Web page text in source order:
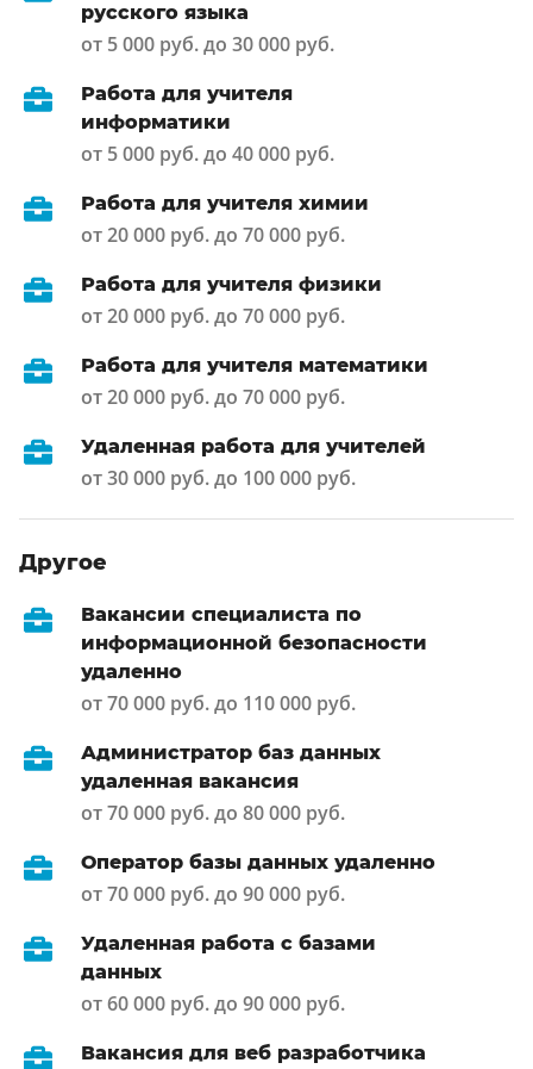
русского языка
от 5 000 руб. до 30 000 руб.
Работа для учителя
информатики
от 5 000 руб. до 40 000 руб.
Работа для учителя химии
от 20 000 руб. до 70 000 руб.
Работа для учителя физики
от 20 000 руб. до 70 000 руб.
Работа для учителя математики
от 20 000 руб. до 70 000 руб.
Удаленная работа для учителей
от 30 000 руб. до 100 000 руб.
Другое
Вакансии специалиста по
информационной безопасности
удаленно
от 70 000 руб. до 110 000 руб.
Администратор баз данных
удаленная вакансия
от 70 000 руб. до 80 000 руб.
Оператор базы данных удаленно
от 70 000 руб. до 90 000 руб.
Удаленная работа с базами
данных
от 60 000 руб. до 90 000 руб.
Вакансия для веб разработчика